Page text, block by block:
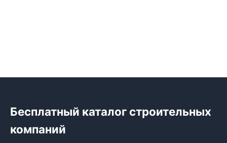
Бесплатный каталог строительных
компаний